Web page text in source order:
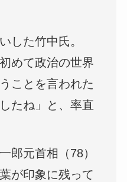
した竹中氏。
めて政治の世界
ことを言われた
たね」と、率直
郎元首相（78）
が印象に残って